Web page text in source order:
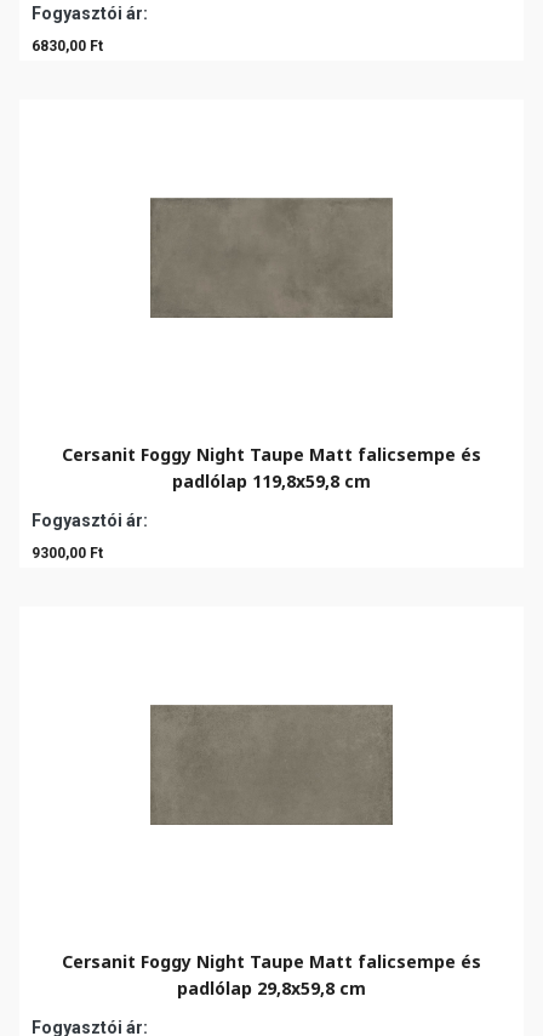
Fogyasztói ár:
6830,00 Ft
Cersanit Foggy Night Taupe Matt falicsempe és
padlólap 119,8x59,8 cm
Fogyasztói ár:
9300,00 Ft
Cersanit Foggy Night Taupe Matt falicsempe és
padlólap 29,8x59,8 cm
Fogyasztói ár: